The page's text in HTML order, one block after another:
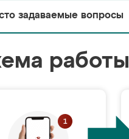
задаваемые вопросы
работы